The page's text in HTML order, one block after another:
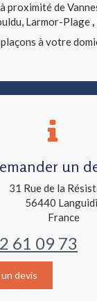
proximité de
Larmor-Plage ,
à votre
un
31 Rue de la
56440
France
61 09 73
devis